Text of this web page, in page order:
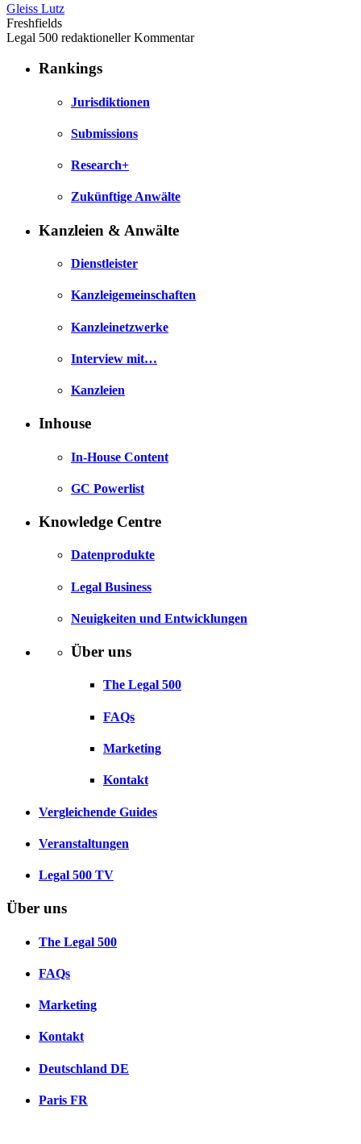
Gleiss Lutz
Freshfields
Legal 500 redaktioneller Kommentar
Rankings
Jurisdiktionen
Submissions
Research+
Zukünftige Anwälte
Kanzleien & Anwälte
Dienstleister
Kanzleigemeinschaften
Kanzleinetzwerke
Interview mit…
Kanzleien
Inhouse
In-House Content
GC Powerlist
Knowledge Centre
Datenprodukte
Legal Business
Neuigkeiten und Entwicklungen
Über uns
The Legal 500
FAQs
Marketing
Kontakt
Vergleichende Guides
Veranstaltungen
Legal 500 TV
Über uns
The Legal 500
FAQs
Marketing
Kontakt
Deutschland DE
Paris FR